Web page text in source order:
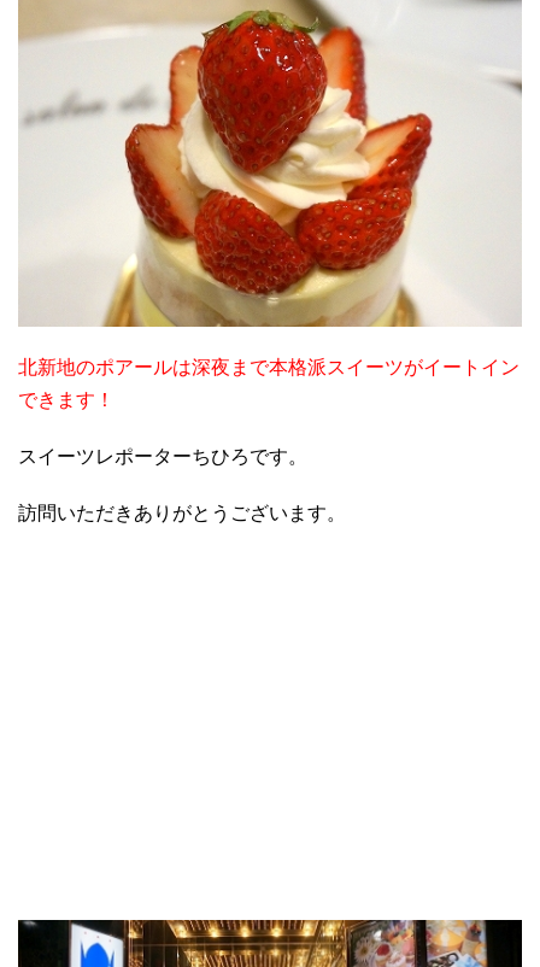
北新地のポアールは深夜まで本格派スイーツがイートイン
できます！
スイーツレポーターちひろです。
訪問いただきありがとうございます。